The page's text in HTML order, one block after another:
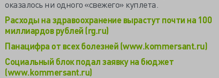
оказалось ни одного «свежего» куплета.
Расходы на здравоохранение вырастут почти на 100
миллиардов рублей (rg.ru)
Панацифра от всех болезней (www.kommersant.ru)
Социальный блок подал заявку на бюджет
(www.kommersant.ru)